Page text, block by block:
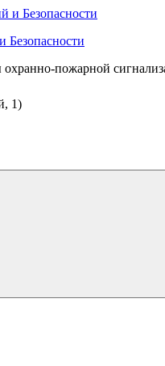
Безопасности
пожарной
1)